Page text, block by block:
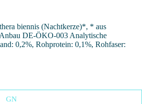
biennis (Nachtkerze)*, * aus
DE-ÖKO-003 Analytische
0,2%, Rohprotein: 0,1%, Rohfaser:
GN